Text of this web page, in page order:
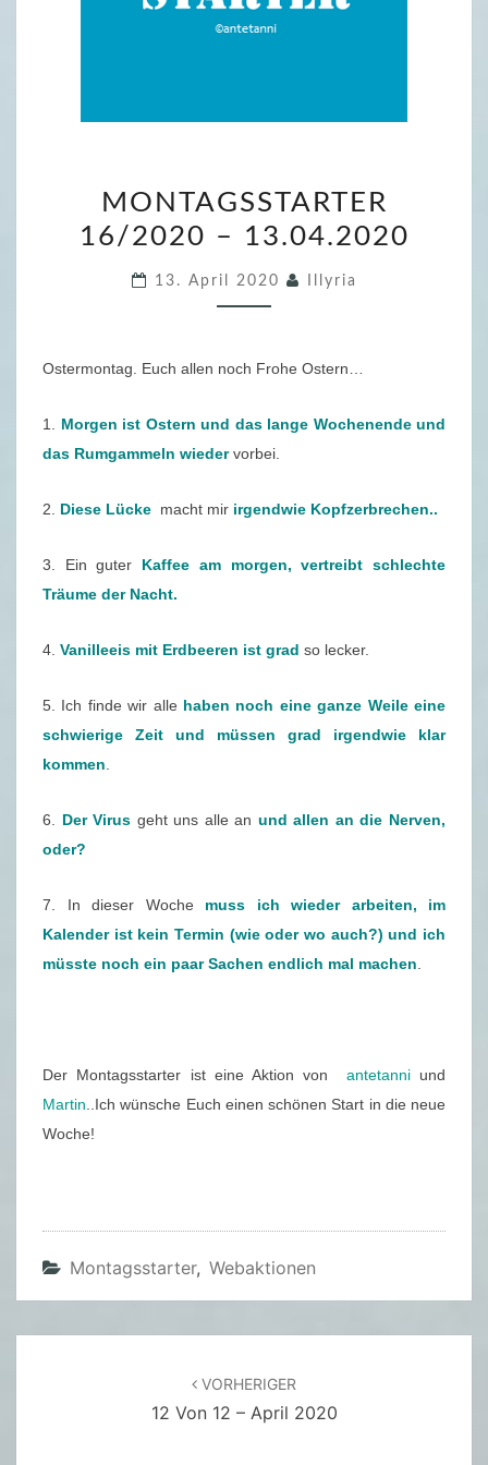
O
N
A
T
R
/
0
2
1
0
4
.
MONTAGSSTARTER
16/2020 – 13.04.2020
13. April 2020 Illyria
Ostermontag. Euch allen noch Frohe Ostern…
1. Morgen ist Ostern und das lange Wochenende und
das Rumgammeln wiedervorbei.
2. Diese Lücke macht mir irgendwie Kopfzerbrechen..
3. Ein guter Kaffee am morgen, vertreibt schlechte
Träume der Nacht.
4. Vanilleeis mit Erdbeeren ist grad so lecker.
5. Ich finde wir alle haben noch eine ganze Weile eine
schwierige Zeit und müssen grad irgendwie klar
kommen
6. Der Virus geht uns alle an und allen an die Nerven,
oder?
7. In dieser Woche muss ich wieder arbeiten, im
Kalender ist kein Termin (wie oder wo auch?) und ich
müsste noch ein paar Sachen endlich mal machen
Der Montagsstarter ist eine Aktion von antetanniund
Martin ..Ich wünsche Euch einen schönen Start in die neue
Woche!
Montagsstarter, Webaktionen
VORHERIGER
12 Von 12 – April 2020